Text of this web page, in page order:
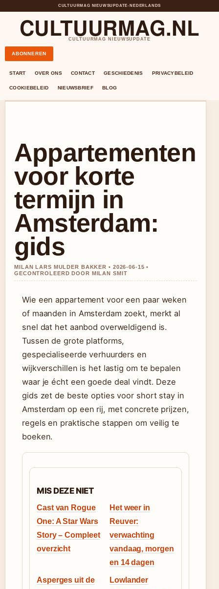
CULTUURMAG NIEUWSUPDATE• NEDERLANDS
CULTUURMAG.NL
CULTUURMAG NIEUWSUPDATE
ABONNEREN
START OVER ONS CONTACT GESCHIEDENIS PRIVACYBELEID
COOKIEBELEID NIEUWSBRIEF BLOG
Appartementen
voor korte
termijn in
Amsterdam:
gids
MILAN LARS MULDER BAKKER • 2026-06-15 •
GECONTROLEERD DOOR MILAN SMIT
Wie een appartement voor een paar weken
of maanden in Amsterdam zoekt, merkt al
snel dat het aanbod overweldigend is.
Tussen de grote platforms,
gespecialiseerde verhuurders en
wijkverschillen is het lastig om te bepalen
waar je écht een goede deal vindt. Deze
gids zet de beste opties voor short stay in
Amsterdam op een rij, met concrete prijzen,
regels en praktische stappen om veilig te
boeken.
MIS DEZE NIET
Cast van Rogue
One: A Star Wars
Story – Compleet
overzicht
Het weer in
Reuver:
verwachting
vandaag, morgen
en 14 dagen
Asperges uit de
Lowlander